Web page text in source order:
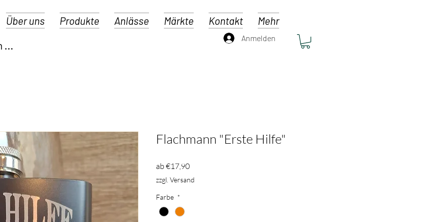
Über uns Produkte Anlässe Märkte Kontakt Mehr
Anmelden
Flachmann "Erste Hilfe"
ab €17,90Sale-
Preis
zzgl. Versand
Farbe *